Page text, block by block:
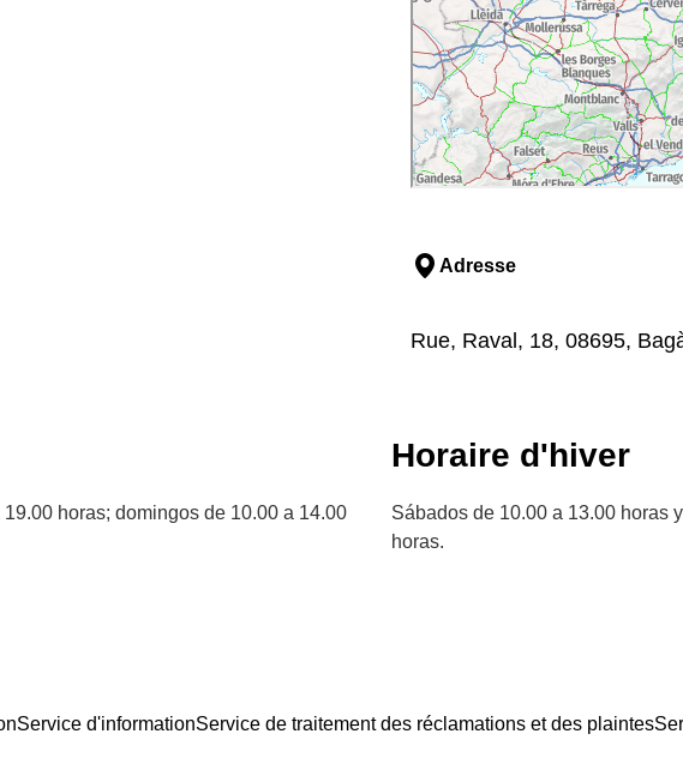
Adresse
Rue, Raval, 18, 08695,
horas; domingos de 10.00 a 14.00
Horaire d'hiver
Sábados de 10.00 a 13.00 horas
horas.
Service d'informationService de traitement des réclamations et des plaintes